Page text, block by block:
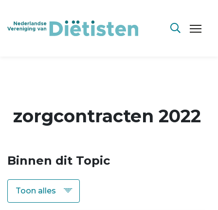
zorgcontracten 2022
Binnen dit Topic